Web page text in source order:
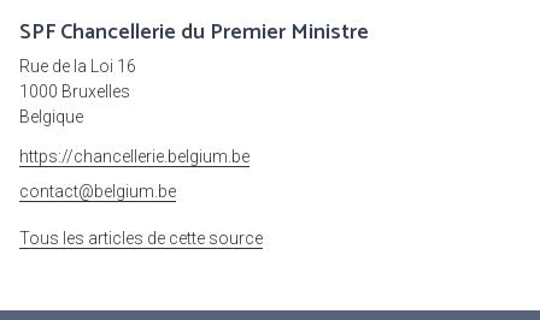
SPF Chancellerie du Premier Ministre
Rue de la Loi 16
1000 Bruxelles
Belgique
https://chancellerie.belgium.be
contact@belgium.be
Tous les articles de cette source